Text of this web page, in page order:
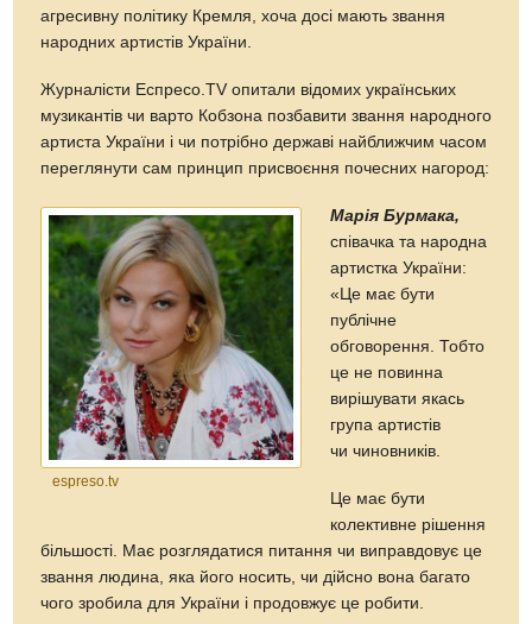
агресивну політику Кремля, хоча досі мають звання
народних артистів України.
Журналісти Еспресо.TV опитали відомих українських
музикантів чи варто Кобзона позбавити звання народного
артиста України і чи потрібно державі найближчим часом
переглянути сам принцип присвоєння почесних нагород:
espreso.tv
Марія Бурмака,
співачка та народна
артистка України:
«Це має бути
публічне
обговорення. Тобто
це не повинна
вирішувати якась
група артистів
чи чиновників.
Це має бути
колективне рішення
більшості. Має розглядатися питання чи виправдовує це
звання людина, яка його носить, чи дійсно вона багато
чого зробила для України і продовжує це робити.